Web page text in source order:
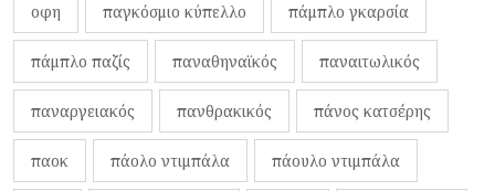
οφη παγκόσμιο κύπελλο πάμπλο γκαρσία
πάμπλο παζίς παναθηναϊκός παναιτωλικός
παναργειακός πανθρακικός πάνος κατσέρης
παοκ πάολο ντιμπάλα πάουλο ντιμπάλα